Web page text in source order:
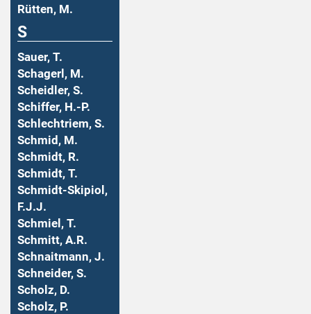
Rütten, M.
S
Sauer, T.
Schagerl, M.
Scheidler, S.
Schiffer, H.-P.
Schlechtriem, S.
Schmid, M.
Schmidt, R.
Schmidt, T.
Schmidt-Skipiol,
F.J.J.
Schmiel, T.
Schmitt, A.R.
Schnaitmann, J.
Schneider, S.
Scholz, D.
Scholz, P.